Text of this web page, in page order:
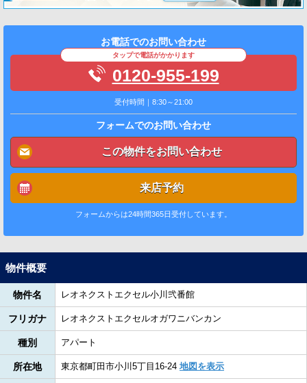
お電話でのお問い合わせ
タップで電話がかかります
0120-955-199
受付時間｜8:30～21:00
フォームでのお問い合わせ
この物件をお問い合わせ
来店予約
フォームからは24時間365日受付しています。
物件概要
物件名 レオネクストエクセル小川弐番館
フリガナ レオネクストエクセルオガワニバンカン
種別 アパート
所在地 東京都町田市小川5丁目16-24 地図を表示